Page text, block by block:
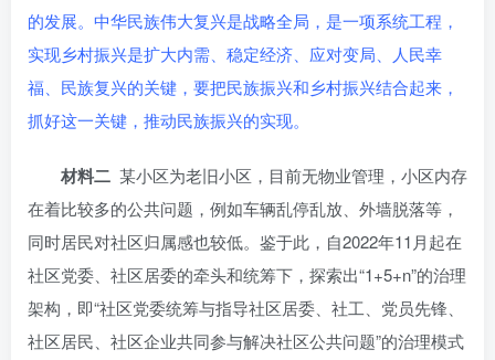
的发展。中华民族伟大复兴是战略全局，是一项系统工程，
实现乡村振兴是扩大内需、稳定经济、应对变局、人民幸
福、民族复兴的关键，要把民族振兴和乡村振兴结合起来，
抓好这一关键，推动民族振兴的实现。
材料二 某小区为老旧小区，目前无物业管理，小区内存
在着比较多的公共问题，例如车辆乱停乱放、外墙脱落等，
同时居民对社区归属感也较低。鉴于此，自2022年11月起在
社区党委、社区居委的牵头和统筹下，探索出“1+5+n”的治理
架构，即“社区党委统筹与指导社区居委、社工、党员先锋、
社区居民、社区企业共同参与解决社区公共问题”的治理模式